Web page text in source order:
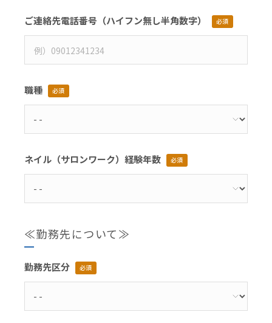
ご連絡先電話番号（ハイフン無し半角数字） 必須
職種 必須
ネイル（サロンワーク）経験年数 必須
≪勤務先について≫
勤務先区分 必須